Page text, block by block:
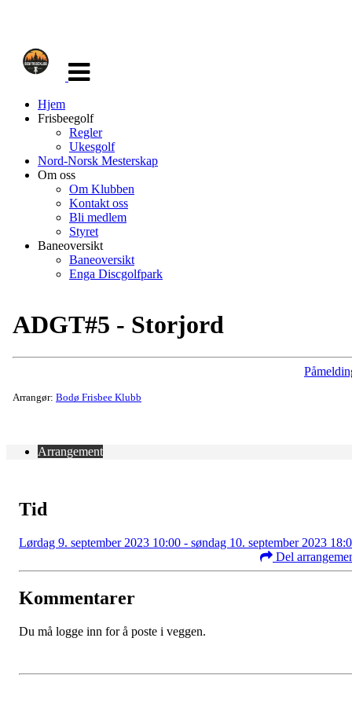
navigasjon
Hjem
Frisbeegolf
Regler
Ukesgolf
Nord-Norsk Mesterskap
Om oss
Om Klubben
Kontakt oss
Bli medlem
Styret
Baneoversikt
Baneoversikt
Enga Discgolfpark
ADGT#5 - Storjord
Arrangør: Bodø Frisbee Klubb
Arrangement
Tid
Lørdag 9. september 2023 10:00 - søndag 10. september 2023
Del
Kommentarer
Du må logge inn for å poste i veggen.